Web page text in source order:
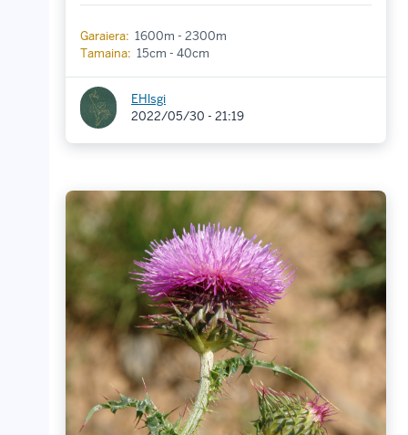
Garaiera: 1600m - 2300m
Tamaina: 15cm - 40cm
EHlsgi
2022/05/30 - 21:19